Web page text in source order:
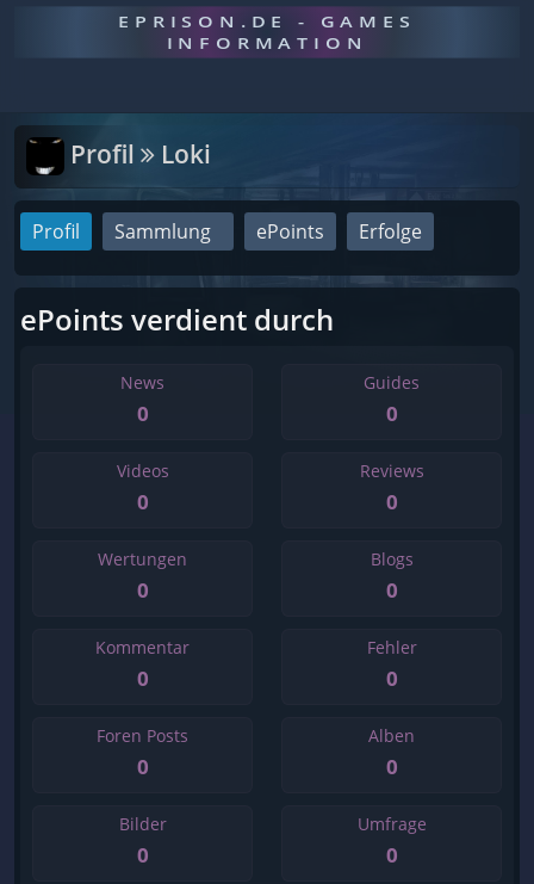
EPRISON.DE - GAMES
INFORMATION
Profil Loki
Profil Sammlung ePoints Erfolge
ePoints verdient durch
News
0
Guides
0
Videos
0
Reviews
0
Wertungen
0
Blogs
0
Kommentar
0
Fehler
0
Foren Posts
0
Alben
0
Bilder
0
Umfrage
0